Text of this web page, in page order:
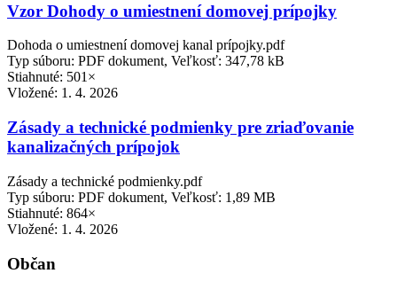
Vzor Dohody o umiestnení domovej prípojky
Dohoda o umiestnení domovej kanal prípojky.pdf
Typ súboru: PDF dokument, Veľkosť: 347,78 kB
Stiahnuté: 501×
Vložené: 1. 4. 2026
Zásady a technické podmienky pre zriaďovanie
kanalizačných prípojok
Zásady a technické podmienky.pdf
Typ súboru: PDF dokument, Veľkosť: 1,89 MB
Stiahnuté: 864×
Vložené: 1. 4. 2026
Občan